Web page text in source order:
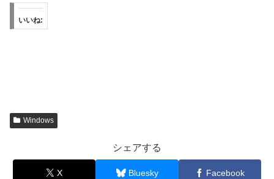
いいね:
Windows
シェアする
X Bluesky Facebook